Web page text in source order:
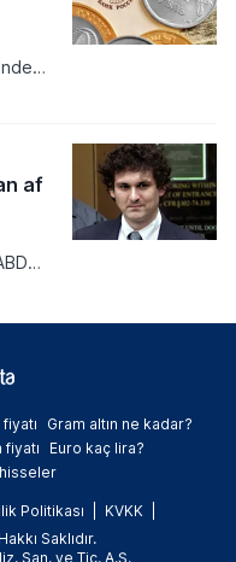
af
af
Gram altın ne kadar?
Euro kaç lira?
Politikası
KVKK
Saklıdır.
San. ve Tic. A.Ş.